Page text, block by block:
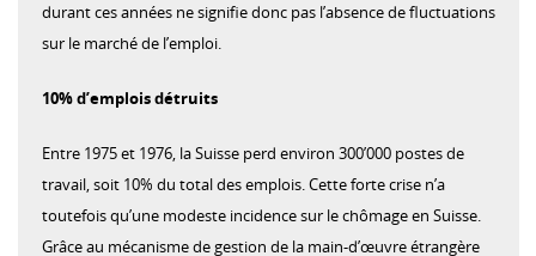
durant ces années ne signifie donc pas l’absence de fluctuations
sur le marché de l’emploi.
10% d’emplois détruits
Entre 1975 et 1976, la Suisse perd environ 300’000 postes de
travail, soit 10% du total des emplois. Cette forte crise n’a
toutefois qu’une modeste incidence sur le chômage en Suisse.
Grâce au mécanisme de gestion de la main-d’œuvre étrangère